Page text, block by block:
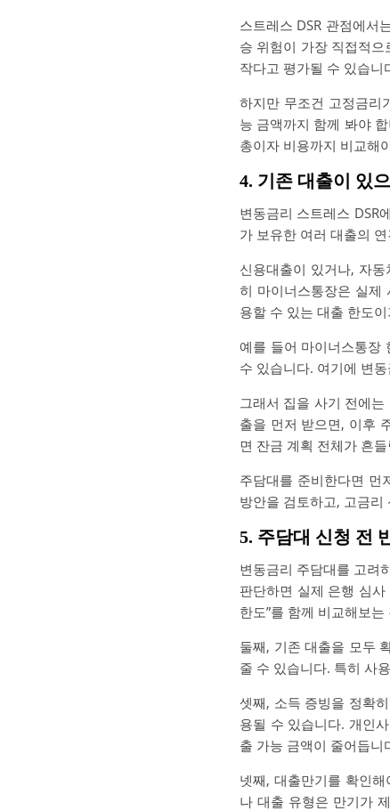
스트레스 DSR 관점에서
승 위험이 가장 직접적
작다고 평가될 수 있습니
하지만 무조건 고정금리
능 금액까지 함께 봐야
총이자 비용까지 비교해
4. 기존 대출이 있
변동금리 스트레스 DSR
가 보유한 여러 대출의
신용대출이 있거나, 자
히 마이너스통장은 실제
용할 수 있는 대출 한도
예를 들어 마이너스통장
수 있습니다. 여기에 변
그래서 집을 사기 전에
출을 먼저 받으면, 이후
면 잔금 계획 전체가 흔
주담대를 준비한다면 먼
방안을 검토하고, 고금
5. 주담대 신청 전
변동금리 주담대를 고려
판단하면 실제 은행 심
한도”를 함께 비교해보
둘째, 기존 대출을 모두
줄 수 있습니다. 특히 사
셋째, 소득 증빙을 정확
용될 수 있습니다. 개인
출 가능 금액이 줄어듭니
넷째, 대출만기를 확인
나 대출 유형은 만기가